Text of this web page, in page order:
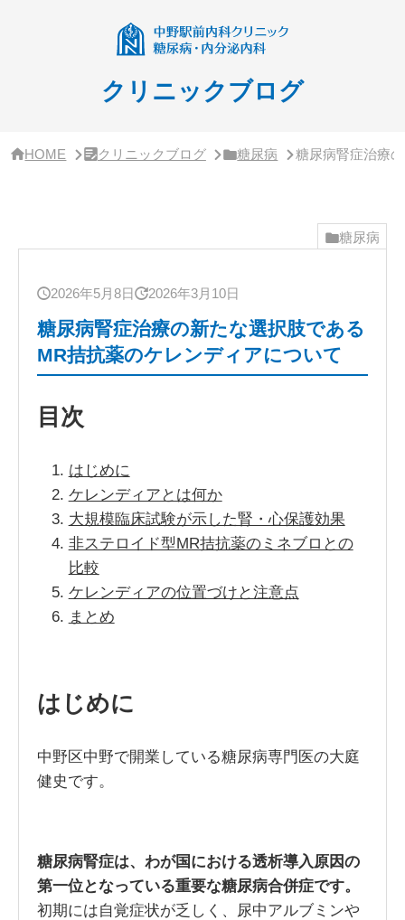
クリニックブログ
HOME クリニックブログ 糖尿病 糖尿病腎症治療
糖尿病
2026年5月8日 2026年3月10日
糖尿病腎症治療の新たな選択肢である
MR拮抗薬のケレンディアについて
目次
はじめに
ケレンディアとは何か
大規模臨床試験が示した腎・心保護効果
非ステロイド型MR拮抗薬のミネブロとの
比較
ケレンディアの位置づけと注意点
まとめ
はじめに
中野区中野で開業している糖尿病専門医の大庭
健史です。
糖尿病腎症は、わが国における透析導入原因の
第一位となっている重要な糖尿病合併症です。
初期には自覚症状が乏しく、尿中アルブミンや